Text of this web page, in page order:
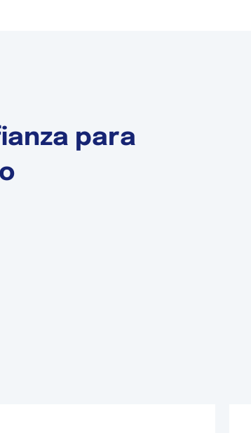
para